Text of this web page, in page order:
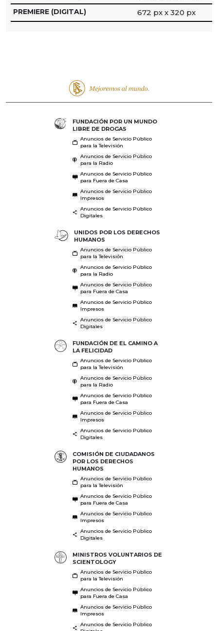
PREMIERE (DIGITAL) 672 px x 320 px
FUNDACIÓN POR UN MUNDO
LIBRE DE DROGAS
Anuncios de Servicio Público
para la Televisión
Anuncios de Servicio Público
para la Radio
Anuncios de Servicio Público
para Fuera de Casa
Anuncios de Servicio Público
Impresos
Anuncios de Servicio Público
Digitales
UNIDOS POR LOS DERECHOS
HUMANOS
Anuncios de Servicio Público
para la Televisión
Anuncios de Servicio Público
para la Radio
Anuncios de Servicio Público
para Fuera de Casa
Anuncios de Servicio Público
Impresos
Anuncios de Servicio Público
Digitales
FUNDACIÓN DE EL CAMINO A
LA FELICIDAD
Anuncios de Servicio Público
para la Televisión
Anuncios de Servicio Público
para la Radio
Anuncios de Servicio Público
para Fuera de Casa
Anuncios de Servicio Público
Impresos
Anuncios de Servicio Público
Digitales
COMISIÓN DE CIUDADANOS
POR LOS DERECHOS
HUMANOS
Anuncios de Servicio Público
para la Televisión
Anuncios de Servicio Público
para Fuera de Casa
Anuncios de Servicio Público
Impresos
Anuncios de Servicio Público
Digitales
MINISTROS VOLUNTARIOS DE
SCIENTOLOGY
Anuncios de Servicio Público
para la Televisión
Anuncios de Servicio Público
para Fuera de Casa
Anuncios de Servicio Público
Impresos
Anuncios de Servicio Público